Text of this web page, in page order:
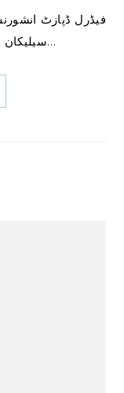
فیڈرل ڈپازٹ انشورنس کارپوریشن نے ان کے اثاثے ضبط کر لیے
سیلیکان وادی جمعہ کو بینک، مارکنگ سب سے بڑی…